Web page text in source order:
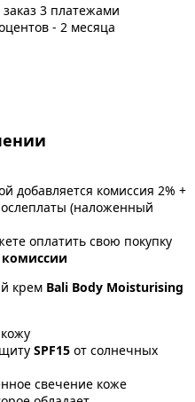
3 платежами
- 2 месяца
добавляется комиссия 2% +
(наложенный
оплатить свою покупку
комиссии
крем Bali Body Moisturising
SPF15 от солнечных
свечение коже